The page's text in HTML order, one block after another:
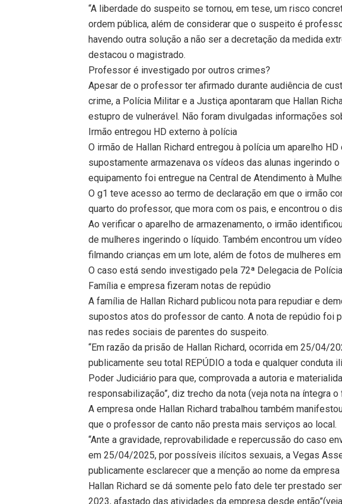
“A liberdade do suspeito se tornou, em tese, um risco
ordem pública, além de considerar que o suspeito é
havendo outra solução a não ser a decretação da medida
destacou o magistrado.
Professor é investigado por outros crimes?
Apesar de o professor ter afirmado durante audiência de
crime, a Polícia Militar e a Justiça apontaram que Hallan
estupro de vulnerável. Não foram divulgadas informações
Irmão entregou HD externo à polícia
O irmão de Hallan Richard entregou à polícia um aparelho
supostamente armazenava os vídeos das alunas ingerindo o
equipamento foi entregue na Central de Atendimento à
O g1 teve acesso ao termo de declaração em que o irmão
quarto do professor, que mora com os pais, e encontrou o
Ao verificar o aparelho de armazenamento, o irmão
de mulheres ingerindo o líquido. Também encontrou um
filmando crianças em um lote, além de fotos de mulheres
O caso está sendo investigado pela 72ª Delegacia de
Família e empresa fizeram notas de repúdio
A família de Hallan Richard publicou nota para repudiar e
supostos atos do professor de canto. A nota de repúdio foi
nas redes sociais de parentes do suspeito.
“Em razão da prisão de Hallan Richard, ocorrida em 25/04/
publicamente seu total REPÚDIO a toda e qualquer conduta
Poder Judiciário para que, comprovada a autoria e
responsabilização”, diz trecho da nota (veja nota na íntegra
A empresa onde Hallan Richard trabalhou também
que o professor de canto não presta mais serviços ao local.
“Ante a gravidade, reprovabilidade e repercussão do caso
em 25/04/2025, por possíveis ilícitos sexuais, a Vegas
publicamente esclarecer que a menção ao nome da
Hallan Richard se dá somente pelo fato dele ter prestado
2023, afastado das atividades da empresa desde